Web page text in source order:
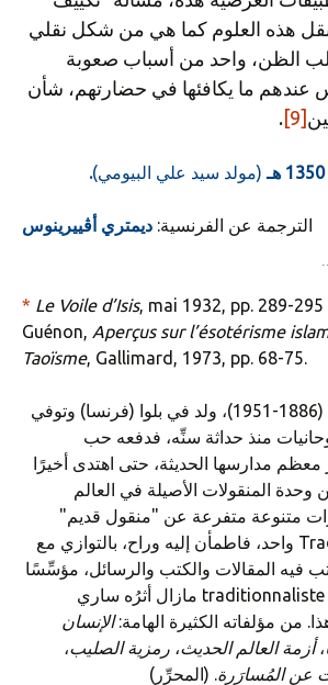
هذه العلوم كما هي من شكل نقلي
الظن، واحد من أسباب صعوبة
عندهم ما يكافئها في حضارتهم، شأن
[9]
.
(مولد سيد علي البيومي).
الترجمة عن الفرنسية: ديمتري أڤييرينوس
* Le Voile d’Isis, mai 1932, pp. 289-
Guénon, Aperçus sur l’ésotérisme
Taoïsme, Gallimard, 1973, pp. 68-75.
فيلسوف فرنسي (1886-1951)، ولد في بلوا (فرنسا) وتوفي
منذ حداثة سنِّه، فدفعه حب
معظم مدارسها الحديثة، حتى اهتدى أخيرًا
المنقولات الأصيلة في العالم
متنوعة متفرعة عن "منقول قديم"
Tradition Primordiale واحد، فاطمأن إليه وراح، بالتوازي مع
فيه المقالات والكتب والرسائل، مؤسِّسًا
بذلك لمذهب "نقلي" traditionnaliste مازال أثرُه ساري
من مؤلفاته الكثيرة الهامة:الإنسان
،أزمة العالم الحديث، رمزية الصليب،
عن المُسارَرة. (المحرِّر)